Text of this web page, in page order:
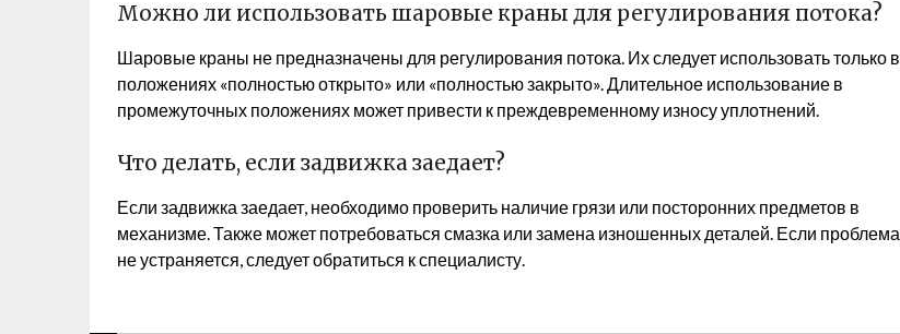
Можно ли использовать шаровые краны для регулирования потока?
Шаровые краны не предназначены для регулирования потока. Их следует использовать только в
положениях «полностью открыто» или «полностью закрыто». Длительное использование в
промежуточных положениях может привести к преждевременному износу уплотнений.
Что делать, если задвижка заедает?
Если задвижка заедает, необходимо проверить наличие грязи или посторонних предметов в
механизме. Также может потребоваться смазка или замена изношенных деталей. Если проблема
не устраняется, следует обратиться к специалисту.